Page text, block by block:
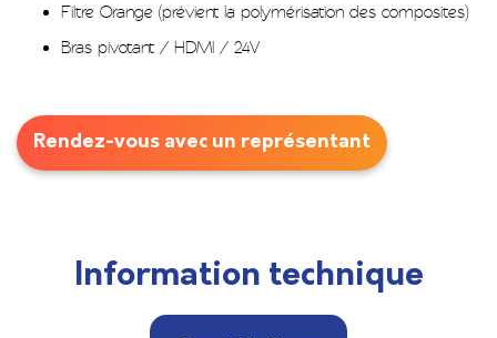
Filtre Orange (prévient la polymérisation des composites)
Bras pivotant / HDMI / 24V
Rendez-vous avec un représentant
Information technique